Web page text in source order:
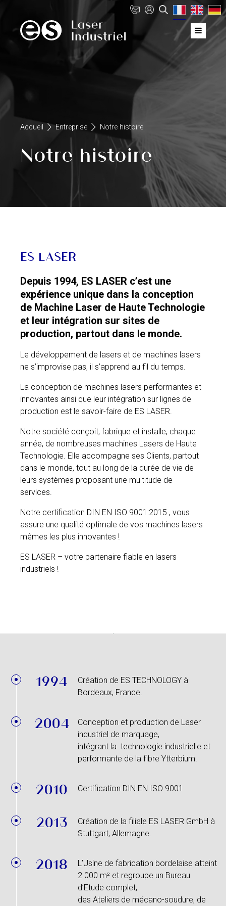
Accueil Entreprise Notre histoire
Notre histoire
ES LASER
Depuis 1994, ES LASER c’est une
expérience unique dans la conception
de Machine Laser de Haute Technologie
et leur intégration sur sites de
production, partout dans le monde.
Le développement de lasers et de machines lasers
ne s’improvise pas, il s’apprend au fil du temps.
La conception de machines lasers performantes et
innovantes ainsi que leur intégration sur lignes de
production est le savoir-faire de ES LASER.
Notre société conçoit, fabrique et installe, chaque
année, de nombreuses machines Lasers de Haute
Technologie. Elle accompagne ses Clients, partout
dans le monde, tout au long de la durée de vie de
leurs systèmes proposant une multitude de
services.
Notre certification DIN EN ISO 9001:2015 , vous
assure une qualité optimale de vos machines lasers
mêmes les plus innovantes !
ES LASER – votre partenaire fiable en lasers
industriels !
1994
Création de ES TECHNOLOGY à
Bordeaux, France.
2004
Conception et production de Laser
industriel de marquage,
intégrant la technologie industrielle et
performante de la fibre Ytterbium.
2010 Certification DIN EN ISO 9001
2013
Création de la filiale ES LASER GmbH à
Stuttgart, Allemagne.
2018
L’Usine de fabrication bordelaise atteint
2 000 m² et regroupe un Bureau
d’Etude complet,
des Ateliers de mécano-soudure, de